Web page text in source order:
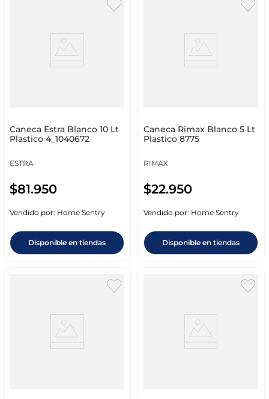
Caneca Estra Blanco 10 Lt
Plastico 4_1040672
ESTRA
$81.950
Vendido por: Home Sentry
Disponible en tiendas
Caneca Rimax Blanco 5 Lt
Plastico 8775
RIMAX
$22.950
Vendido por: Home Sentry
Disponible en tiendas